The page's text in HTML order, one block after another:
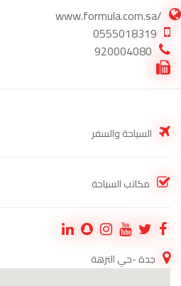
/www.formula.com.sa
0555018319
920004080
السياحة والسفر
مكاتب السياحة
جدة -حي النزهة